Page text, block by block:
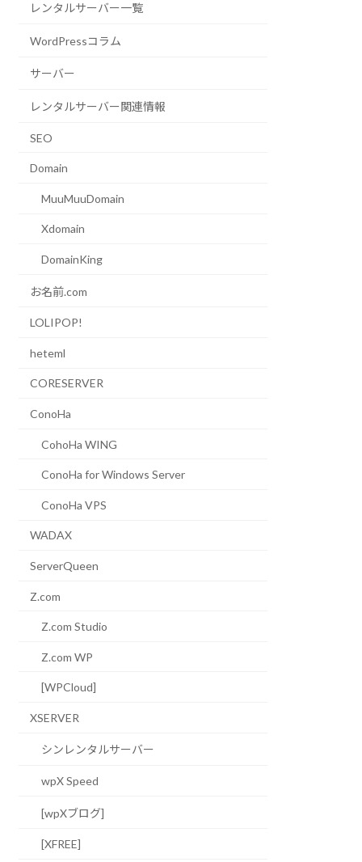
レンタルサーバー一覧
WordPressコラム
サーバー
レンタルサーバー関連情報
SEO
Domain
MuuMuuDomain
Xdomain
DomainKing
お名前.com
LOLIPOP!
heteml
CORESERVER
ConoHa
CohoHa WING
ConoHa for Windows Server
ConoHa VPS
WADAX
ServerQueen
Z.com
Z.com Studio
Z.com WP
[WPCloud]
XSERVER
シンレンタルサーバー
wpX Speed
[wpXブログ]
[XFREE]